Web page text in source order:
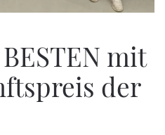
mit
der